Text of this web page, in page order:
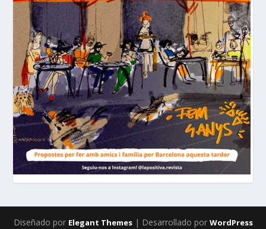
Diseñado por Elegant Themes| Desarrollado por WordPress